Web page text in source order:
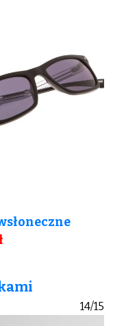
14/15